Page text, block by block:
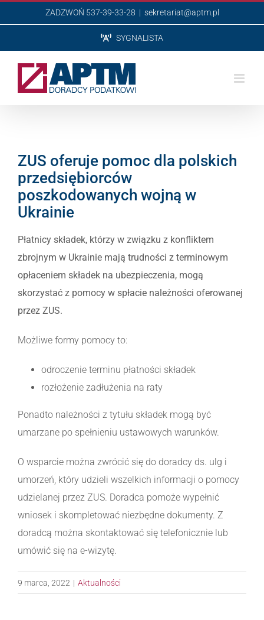
do
ZADZWOŃ 537-39-33-28 | sekretariat@aptm.pl
SYGNALISTA
ZUS oferuje pomoc dla polskich
przedsiębiorców
poszkodowanych wojną w
Ukrainie
Płatnicy składek, którzy w związku z konfliktem
zbrojnym w Ukrainie mają trudności z terminowym
opłaceniem składek na ubezpieczenia, mogą
skorzystać z pomocy w spłacie należności oferowanej
przez ZUS.
Możliwe formy pomocy to:
odroczenie terminu płatności składek
rozłożenie zadłużenia na raty
Ponadto należności z tytułu składek mogą być
umarzane po spełnieniu ustawowych warunków.
O wsparcie można zwrócić się do doradcy ds. ulg i
umorzeń, który udzieli wszelkich informacji o pomocy
udzielanej przez ZUS. Doradca pomoże wypełnić
wniosek i skompletować niezbędne dokumenty. Z
doradcą można skontaktować się telefonicznie lub
umówić się na e-wizytę.
9 marca, 2022 | Aktualności